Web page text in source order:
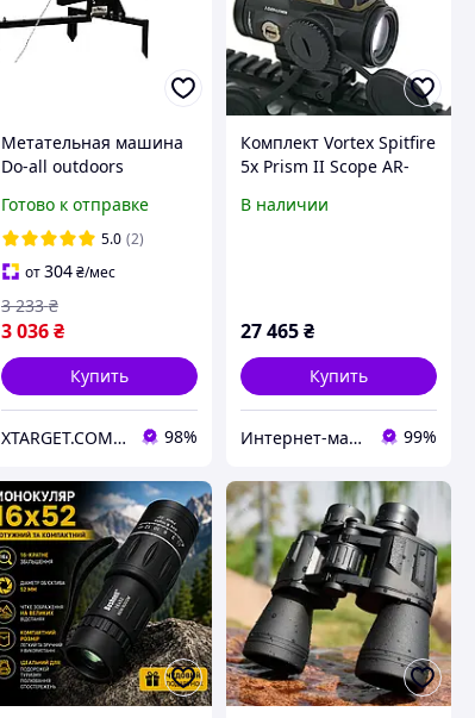
Метательная машина
Do-all outdoors
Trap
Готово к отправке
5.0 (2)
от304 ₴/мес
3 036 ₴
3 233 ₴
Купить
XTARGET.COM.UA 98%
Комплект Vortex Spitfire
5x Prism II Scope AR-
Force M1 Reflex Red
В наличии
27 465₴
Купить
Интернет-магазин Комбат 99%